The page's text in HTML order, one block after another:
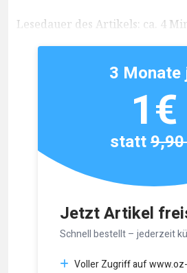
Lesedauer des Artikels: ca. 4
Jetzt Artikel
Schnell bestellt – jederzeit
Voller Zugriff auf
3 Monate
1€
statt